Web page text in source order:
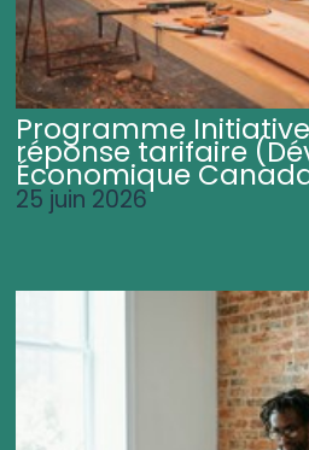
Programme
réponse tarifaire
Économique
25 juin 2026